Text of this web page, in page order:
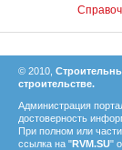
© 2010,
строительстве.
Администрация
достоверность
При полном или
ссылка на "RVM.SU"